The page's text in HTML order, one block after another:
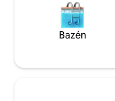
Bazén